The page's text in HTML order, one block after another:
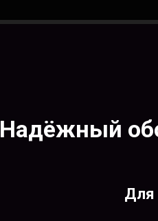
Надёжный
Для